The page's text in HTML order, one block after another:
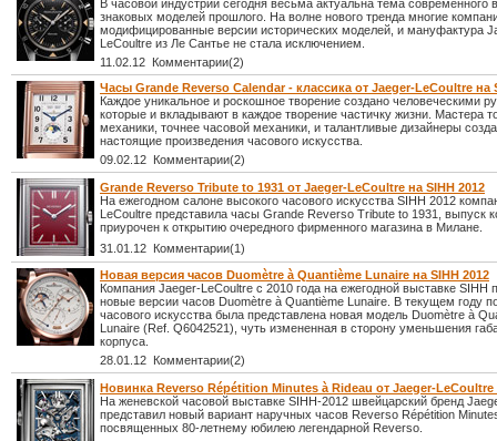
В часовой индустрии сегодня весьма актуальна тема современного
знаковых моделей прошлого. На волне нового тренда многие
модифицированные версии исторических моделей, и мануфактура
LeCoultre из Ле Сантье не стала исключением.
11.02.12 Комментарии(2)
Часы Grande Reverso Calendar - классика от Jaeger-LeCoultre на
Каждое уникальное и роскошное творение создано человеческими
которые и вкладывают в каждое творение частичку жизни. Мастера
механики, точнее часовой механики, и талантливые дизайнеры
настоящие произведения часового искусства.
09.02.12 Комментарии(2)
Grande Reverso Tribute to 1931 от Jaeger-LeCoultre на SIHH 2012
На ежегодном салоне высокого часового искусства SIHH 2012
LeCoultre представила часы Grande Reverso Tribute to 1931, выпуск
приурочен к открытию очередного фирменного магазина в Милане.
31.01.12 Комментарии(1)
Новая версия часов Duomètre à Quantième Lunaire на SIHH 2012
Компания Jaeger-LeCoultre с 2010 года на ежегодной выставке SIHH
новые версии часов Duomètre à Quantième Lunaire. В текущем году
часового искусства была представлена новая модель Duomètre à
Lunaire (Ref. Q6042521), чуть измененная в сторону уменьшения
корпуса.
28.01.12 Комментарии(2)
Новинка Reverso Répétition Minutes à Rideau от Jaeger-LeCoultre
На женевской часовой выставке SIHH-2012 швейцарский бренд
представил новый вариант наручных часов Reverso Répétition
посвященных 80-летнему юбилею легендарной Reverso.